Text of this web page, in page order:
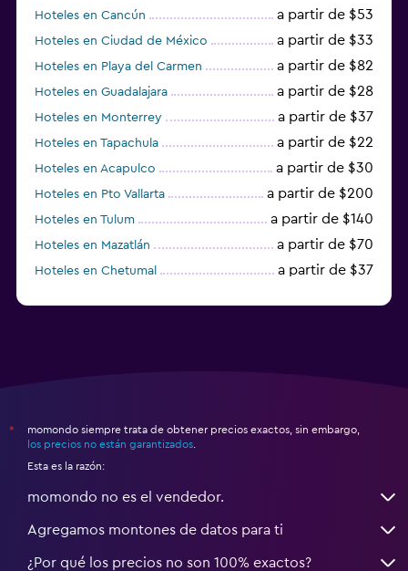
Hoteles en Cancún a partir de $53
Hoteles en Ciudad de México a partir de $33
Hoteles en Playa del Carmen a partir de $82
Hoteles en Guadalajara a partir de $28
Hoteles en Monterrey a partir de $37
Hoteles en Tapachula a partir de $22
Hoteles en Acapulco a partir de $30
Hoteles en Pto Vallarta a partir de $200
Hoteles en Tulum a partir de $140
Hoteles en Mazatlán a partir de $70
Hoteles en Chetumal a partir de $37
*
momondo siempre trata de obtener precios exactos, sin embargo,
los precios no están garantizados
Esta es la razón:
momondo no es el vendedor.
Agregamos montones de datos para ti
¿Por qué los precios no son 100% exactos?